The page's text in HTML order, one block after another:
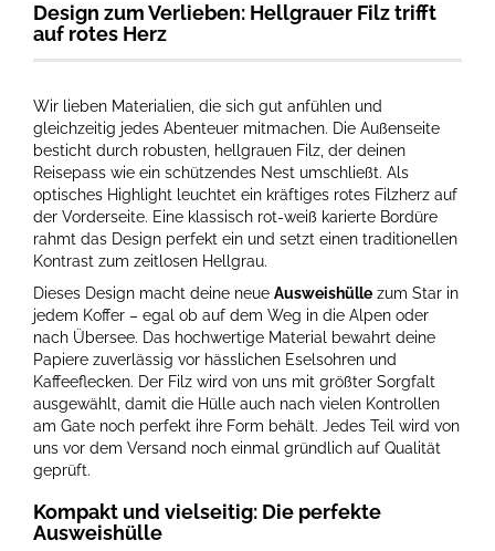
Design zum Verlieben: Hellgrauer Filz trifft
auf rotes Herz
Wir lieben Materialien, die sich gut anfühlen und
gleichzeitig jedes Abenteuer mitmachen. Die Außenseite
besticht durch robusten, hellgrauen Filz, der deinen
Reisepass wie ein schützendes Nest umschließt. Als
optisches Highlight leuchtet ein kräftiges rotes Filzherz auf
der Vorderseite. Eine klassisch rot-weiß karierte Bordüre
rahmt das Design perfekt ein und setzt einen traditionellen
Kontrast zum zeitlosen Hellgrau.
Dieses Design macht deine neue Ausweishülle zum Star in
jedem Koffer – egal ob auf dem Weg in die Alpen oder
nach Übersee. Das hochwertige Material bewahrt deine
Papiere zuverlässig vor hässlichen Eselsohren und
Kaffeeflecken. Der Filz wird von uns mit größter Sorgfalt
ausgewählt, damit die Hülle auch nach vielen Kontrollen
am Gate noch perfekt ihre Form behält. Jedes Teil wird von
uns vor dem Versand noch einmal gründlich auf Qualität
geprüft.
Kompakt und vielseitig: Die perfekte
Ausweishülle